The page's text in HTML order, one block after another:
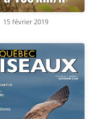
15 février 2019